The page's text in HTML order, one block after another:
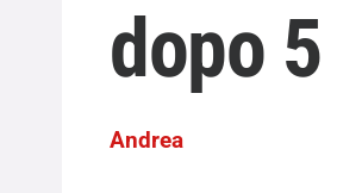
dopo
Andrea